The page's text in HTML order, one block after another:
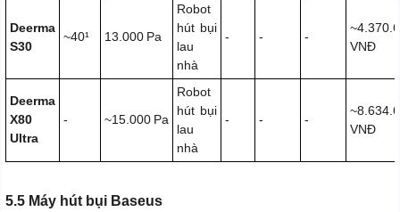
Deerma
S30
~40¹ 13.000 Pa
Robot
hút bụi
lau
nhà
- - -
VNĐ
Deerma
X80
Ultra
- ~15.000 Pa
Robot
hút bụi
lau
nhà
- - -
VNĐ
5.5 Máy hút bụi Baseus